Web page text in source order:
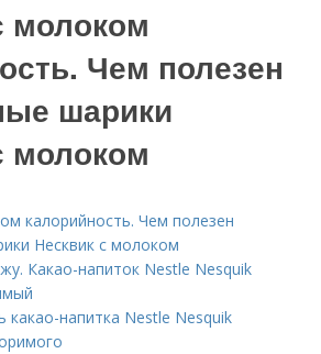
молоком
Чем полезен
шарики
молоком
калорийность. Чем полезен
Несквик с молоком
Какао-напиток Nestle Nesquik
какао-напитка Nestle Nesquik